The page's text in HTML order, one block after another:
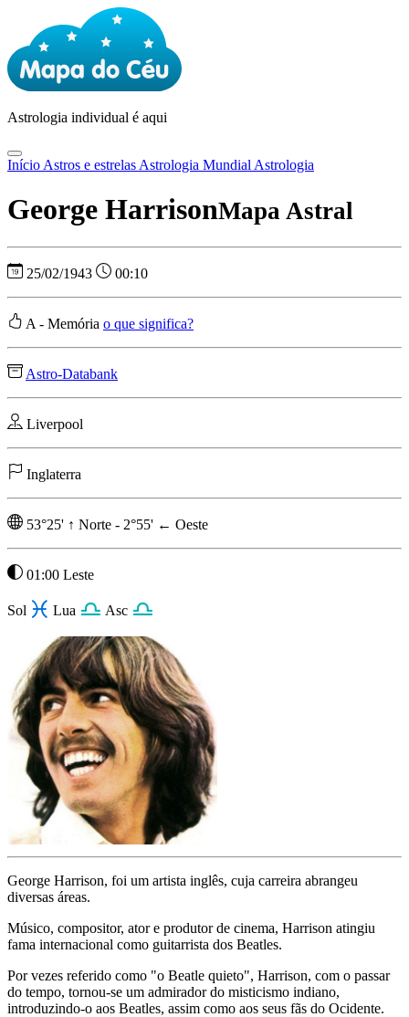
Astrologia individual é aqui
Início Astros e estrelas Astrologia Mundial Astrologia
George HarrisonMapa Astral
25/02/1943 00:10
A - Memória o que significa?
Astro-Databank
Liverpool
Inglaterra
53°25' ↑ Norte - 2°55' ← Oeste
01:00 Leste
Sol Lua Asc
George Harrison, foi um artista inglês, cuja carreira abrangeu
diversas áreas.
Músico, compositor, ator e produtor de cinema, Harrison atingiu
fama internacional como guitarrista dos Beatles.
Por vezes referido como "o Beatle quieto", Harrison, com o passar
do tempo, tornou-se um admirador do misticismo indiano,
introduzindo-o aos Beatles, assim como aos seus fãs do Ocidente.